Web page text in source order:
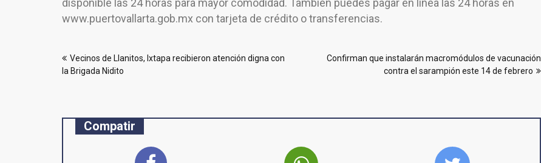
disponible las 24 horas para mayor comodidad. También puedes pagar en línea las 24 horas en
www.puertovallarta.gob.mx con tarjeta de crédito o transferencias.
deVecinos de Llanitos, Ixtapa recibieron atención digna con
la Brigada Nidito
Confirman que instalarán macromódulos de vacunación
contra el sarampión este 14 de febrero
Compatir